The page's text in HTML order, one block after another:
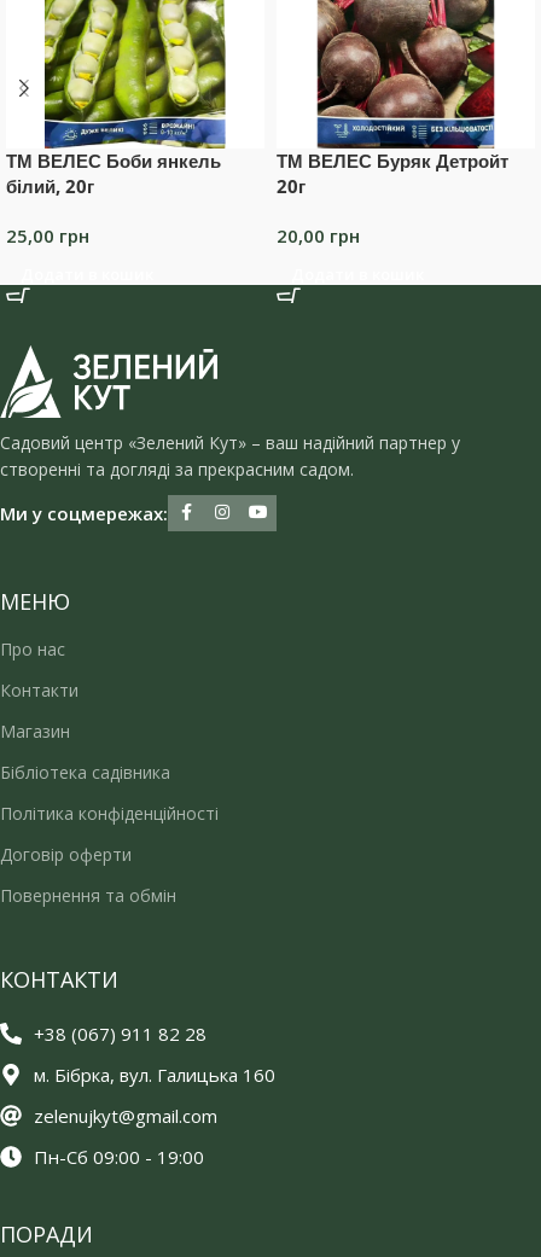
ТМ ВЕЛЕС Боби янкель
білий, 20г
25,00 грн
ТМ ВЕЛЕС Буряк Детройт
20г
20,00 грн
Садовий центр «Зелений Кут» – ваш надійний партнер у
створенні та догляді за прекрасним садом.
Ми у соцмережах:
МЕНЮ
Про нас
Контакти
Магазин
Бібліотека садівника
Політика конфіденційності
Договір оферти
Повернення та обмін
КОНТАКТИ
+38 (067) 911 82 28
м. Бібрка, вул. Галицька 160
zelenujkyt@gmail.com
Пн-Сб 09:00 - 19:00
ПОРАДИ